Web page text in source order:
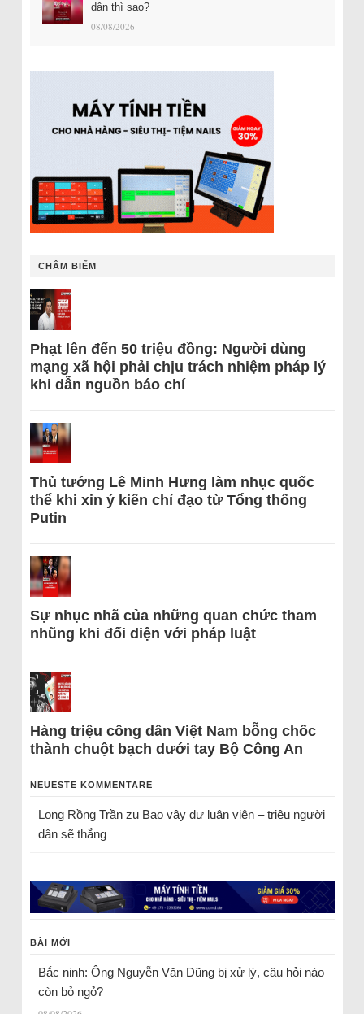
dân thì sao?
08/08/2026
CHÂM BIẾM
Phạt lên đến 50 triệu đồng: Người dùng
mạng xã hội phải chịu trách nhiệm pháp lý
khi dẫn nguồn báo chí
Thủ tướng Lê Minh Hưng làm nhục quốc
thể khi xin ý kiến chỉ đạo từ Tổng thống
Putin
Sự nhục nhã của những quan chức tham
nhũng khi đối diện với pháp luật
Hàng triệu công dân Việt Nam bỗng chốc
thành chuột bạch dưới tay Bộ Công An
NEUESTE KOMMENTARE
Long Rồng Trầnzu Bao vây dư luận viên – triệu người
dân sẽ thắng
BÀI MỚI
Bắc ninh: Ông Nguyễn Văn Dũng bị xử lý, câu hỏi nào
còn bỏ ngỏ?